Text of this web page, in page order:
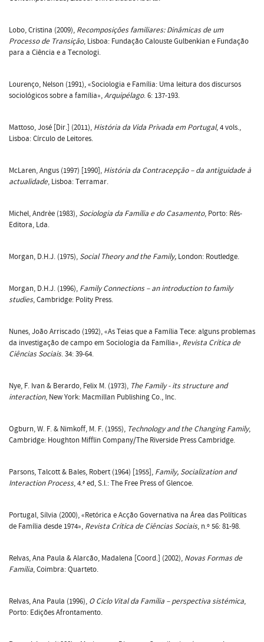
Lobo, Cristina (2009), Recomposições familiares: Dinâmicas de um
Processo de Transição, Lisboa: Fundação Calouste Gulbenkian e Fundação
para a Ciência e a Tecnologi.
Lourenço, Nelson (1991), «Sociologia e Família: Uma leitura dos discursos
sociológicos sobre a família»,Arquipélago. 6: 137-193.
Mattoso, José [Dir.] (2011), História da Vida Privada em Portugal, 4 vols.,
Lisboa: Círculo de Leitores.
McLaren, Angus (1997) [1990], História da Contracepção – da antiguidade à
actualidade, Lisboa: Terramar.
Michel, Andrèe (1983), Sociologia da Família e do Casamento, Porto: Rés-
Editora, Lda.
Morgan, D.H.J. (1975), Social Theory and the Family, London: Routledge.
Morgan, D.H.J. (1996), Family Connections – an introduction to family
studies, Cambridge: Polity Press.
Nunes, João Arriscado (1992), «As Teias que a Família Tece: alguns problemas
da investigação de campo em Sociologia da Família», Revista Crítica de
Ciências Sociais. 34: 39-64.
Nye, F. Ivan & Berardo, Felix M. (1973), The Family - its structure and
interaction, New York: Macmillan Publishing Co., Inc.
Ogburn, W. F. & Nimkoff, M. F. (1955), Technology and the Changing Family,
Cambridge: Houghton Mifflin Company/The Riverside Press Cambridge.
Parsons, Talcott & Bales, Robert (1964) [1955], Family, Socialization and
Interaction Process, 4.ª ed, S.l.: The Free Press of Glencoe.
Portugal, Sílvia (2000), «Retórica e Acção Governativa na Área das Políticas
de Família desde 1974», Revista Crítica de Ciências Sociais, n.º 56: 81-98.
Relvas, Ana Paula & Alarcão, Madalena [Coord.] (2002), Novas Formas de
Família, Coimbra: Quarteto.
Relvas, Ana Paula (1996), O Ciclo Vital da Família – perspectiva sistémica,
Porto: Edições Afrontamento.